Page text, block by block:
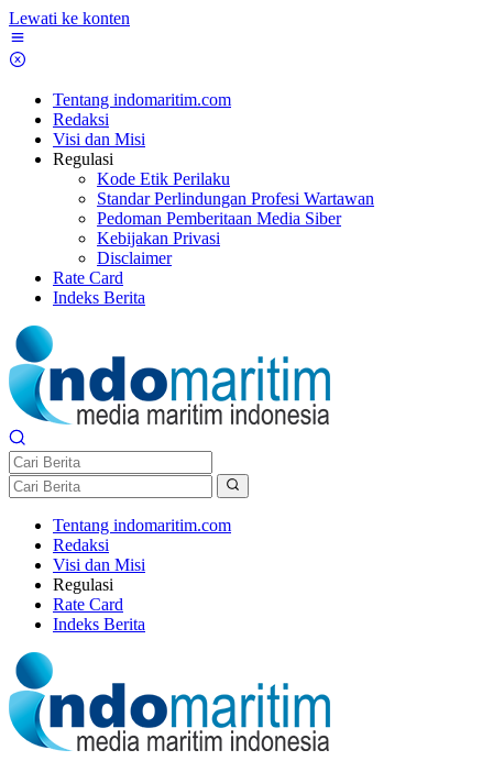
Lewati ke konten
Tentang indomaritim.com
Redaksi
Visi dan Misi
Regulasi
Kode Etik Perilaku
Standar Perlindungan Profesi Wartawan
Pedoman Pemberitaan Media Siber
Kebijakan Privasi
Disclaimer
Rate Card
Indeks Berita
Tentang indomaritim.com
Redaksi
Visi dan Misi
Regulasi
Rate Card
Indeks Berita